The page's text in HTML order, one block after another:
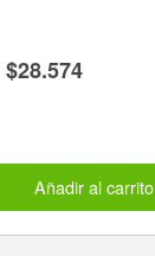
$28.574
Añadir al carrito